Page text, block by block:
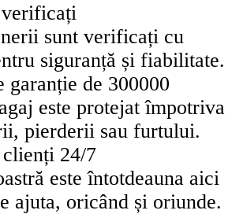
sunt verificați cu
siguranță și fiabilitate.
garanție de 300000
este protejat împotriva
pierderii sau furtului.
24/7
este întotdeauna aici
ajuta, oricând și oriunde.